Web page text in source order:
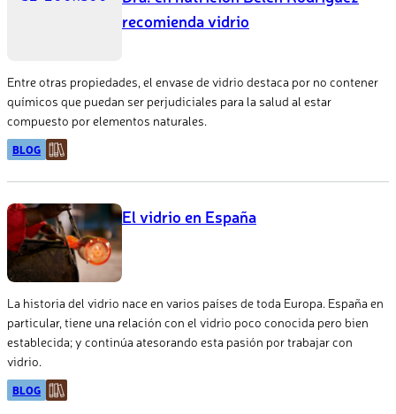
recomienda vidrio
Entre otras propiedades, el envase de vidrio destaca por no contener
químicos que puedan ser perjudiciales para la salud al estar
compuesto por elementos naturales.
BLOG
El vidrio en España
La historia del vidrio nace en varios países de toda Europa. España en
particular, tiene una relación con el vidrio poco conocida pero bien
establecida; y continúa atesorando esta pasión por trabajar con
vidrio.
BLOG